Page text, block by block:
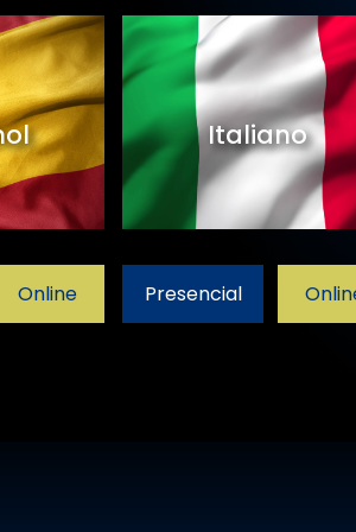
Online
Italiano
Presencial